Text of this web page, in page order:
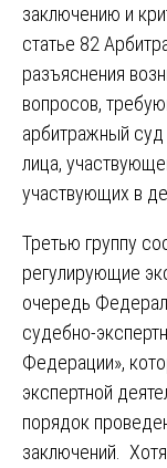
заключению и
статье 82
разъяснения
вопросов,
арбитражный суд
лица,
участвующих в
Третью группу
регулирующие
очередь
судебно-
Федерации»,
экспертной
порядок
заключений.